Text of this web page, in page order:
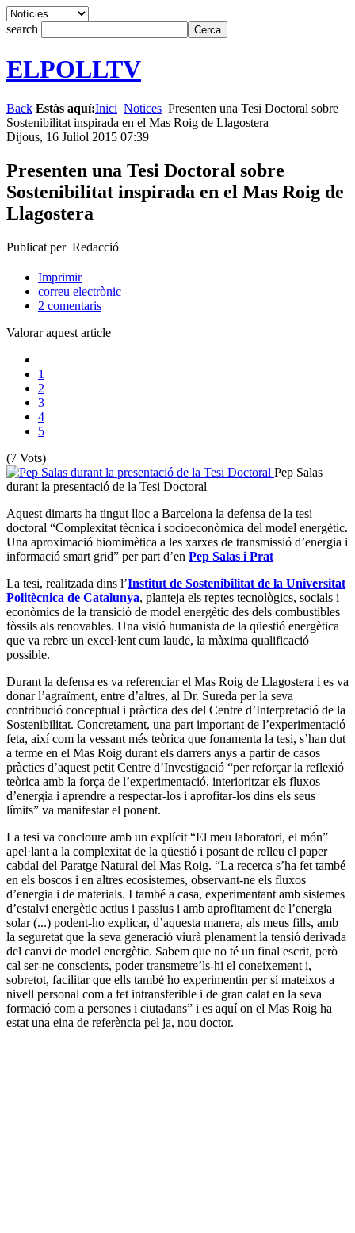
search
ELPOLLTV
Back Estàs aquí:Inici Notices Presenten una Tesi Doctoral sobre
Sostenibilitat inspirada en el Mas Roig de Llagostera
Dijous, 16 Juliol 2015 07:39
Presenten una Tesi Doctoral sobre
Sostenibilitat inspirada en el Mas Roig de
Llagostera
Publicat per Redacció
Imprimir
correu electrònic
2 comentaris
Valorar aquest article
1
2
3
4
5
(7 Vots)
Pep Salas
durant la presentació de la Tesi Doctoral
Aquest dimarts ha tingut lloc a Barcelona la defensa de la tesi
doctoral “Complexitat tècnica i socioeconòmica del model energètic.
Una aproximació biomimètica a les xarxes de transmissió d’energia i
informació smart grid” per part d’en Pep Salas i Prat
La tesi, realitzada dins l’Institut de Sostenibilitat de la Universitat
Politècnica de Catalunya, planteja els reptes tecnològics, socials i
econòmics de la transició de model energètic des dels combustibles
fòssils als renovables. Una visió humanista de la qüestió energètica
que va rebre un excel·lent cum laude, la màxima qualificació
possible.
Durant la defensa es va referenciar el Mas Roig de Llagostera i es va
donar l’agraïment, entre d’altres, al Dr. Sureda per la seva
contribució conceptual i pràctica des del Centre d’Interpretació de la
Sostenibilitat. Concretament, una part important de l’experimentació
feta, així com la vessant més teòrica que fonamenta la tesi, s’han dut
a terme en el Mas Roig durant els darrers anys a partir de casos
pràctics d’aquest petit Centre d’Investigació “per reforçar la reflexió
teòrica amb la força de l’experimentació, interioritzar els fluxos
d’energia i aprendre a respectar-los i aprofitar-los dins els seus
límits” va manifestar el ponent.
La tesi va concloure amb un explícit “El meu laboratori, el món”
apel·lant a la complexitat de la qüestió i posant de relleu el paper
cabdal del Paratge Natural del Mas Roig. “La recerca s’ha fet també
en els boscos i en altres ecosistemes, observant-ne els fluxos
d’energia i de materials. I també a casa, experimentant amb sistemes
d’estalvi energètic actius i passius i amb aprofitament de l’energia
solar (...) podent-ho explicar, d’aquesta manera, als meus fills, amb
la seguretat que la seva generació viurà plenament la tensió derivada
del canvi de model energètic. Sabem que no té un final escrit, però
cal ser-ne conscients, poder transmetre’ls-hi el coneixement i,
sobretot, facilitar que ells també ho experimentin per sí mateixos a
nivell personal com a fet intransferible i de gran calat en la seva
formació com a persones i ciutadans” i es aquí on el Mas Roig ha
estat una eina de referència pel ja, nou doctor.